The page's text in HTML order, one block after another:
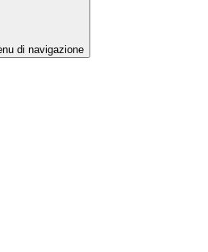
di navigazione